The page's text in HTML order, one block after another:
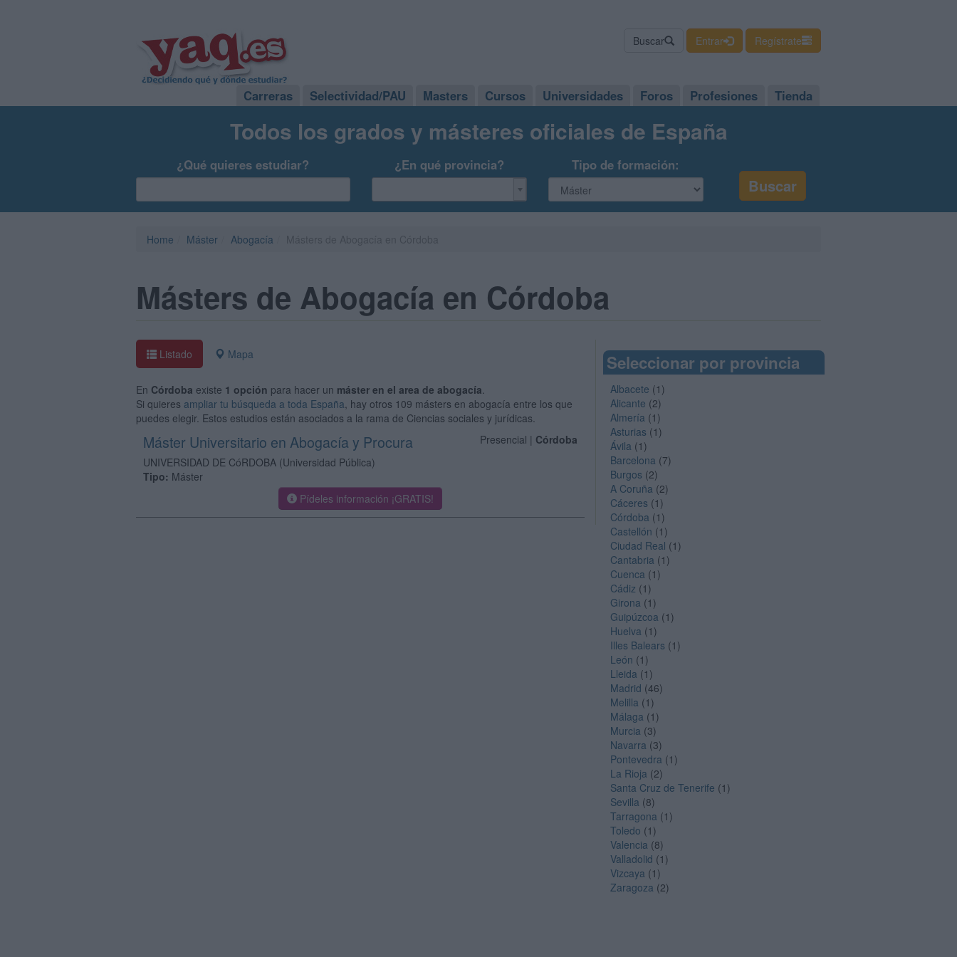
Buscar Entrar Regístrate
Carreras Selectividad/PAU Masters Cursos Universidades Foros Profesiones Tienda
Todos los grados y másteres oficiales de España
¿Qué quieres estudiar? ¿En qué provincia? Tipo de formación:
Home Máster Abogacía
Másters de Abogacía en Córdoba
Listado Mapa
En Córdoba existe 1 opción para hacer un máster en el area de abogacía.
Si quieres ampliar tu búsqueda a toda España, hay otros 109 másters en abogacía entre los que
puedes elegir. Estos estudios están asociados a la rama de Ciencias sociales y jurídicas.
Presencial | Córdoba
Máster Universitario en Abogacía y Procura
UNIVERSIDAD DE CóRDOBA (Universidad Pública)
Tipo: Máster
Pídeles información ¡GRATIS!
Seleccionar por provincia
Albacete (1)
Alicante (2)
Almería (1)
Asturias (1)
Ávila (1)
Barcelona (7)
Burgos (2)
A Coruña (2)
Cáceres (1)
Córdoba (1)
Castellón (1)
Ciudad Real (1)
Cantabria (1)
Cuenca (1)
Cádiz (1)
Girona (1)
Guipúzcoa (1)
Huelva (1)
Illes Balears (1)
León (1)
Lleida (1)
Madrid (46)
Melilla (1)
Málaga (1)
Murcia (3)
Navarra (3)
Pontevedra (1)
La Rioja (2)
Santa Cruz de Tenerife (1)
Sevilla (8)
Tarragona (1)
Toledo (1)
Valencia (8)
Valladolid (1)
Vizcaya (1)
Zaragoza (2)